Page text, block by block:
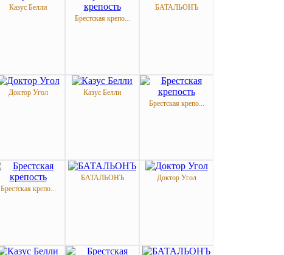
Казус Белли
Брестская крепо...
БАТАЛЬОНЪ
Доктор Угол
Казус Белли
Брестская крепо...
Брестская крепо...
БАТАЛЬОНЪ Доктор Угол